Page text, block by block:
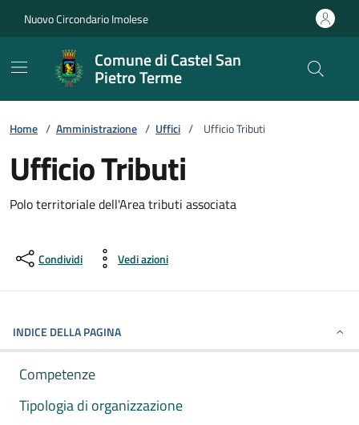
Nuovo Circondario Imolese
Comune di Castel San
Pietro Terme
Home / Amministrazione / Uffici / Ufficio Tributi
Ufficio Tributi
Polo territoriale dell'Area tributi associata
Condividi Vedi azioni
INDICE DELLA PAGINA
Competenze
Tipologia di organizzazione